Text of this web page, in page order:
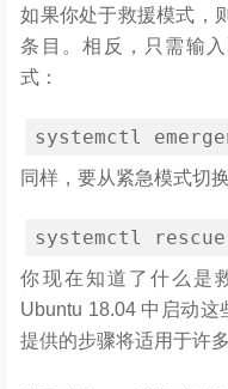
如果你处于救援模式，
条目。相反，只需输
式：
systemctl
同样，要从紧急模式切
systemctl rescue
你现在知道了什么是
Ubuntu 18.04 中启动
提供的步骤将适用于许